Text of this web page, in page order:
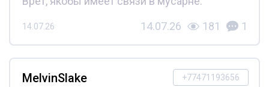
14.07.26 14.07.26 181 1
+77471193656
MelvinSlake